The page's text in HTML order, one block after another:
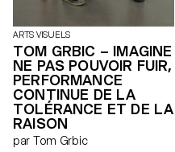
ARTS VISUELS
TOM GRBIC – IMAGINE
NE PAS POUVOIR FUIR,
PERFORMANCE
CONTINUE DE LA
TOLÉRANCE ET DE LA
RAISON
par Tom Grbic